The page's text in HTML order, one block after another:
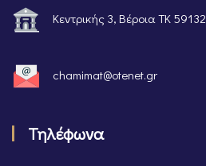
Κεντρικής 3, Βέροια ΤΚ 59132
chamimat@otenet.gr
Τηλέφωνα